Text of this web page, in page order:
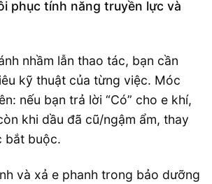
phục tính năng truyền lực và
nhầm lẫn thao tác, bạn cần
kỹ thuật của từng việc. Móc
nếu bạn trả lời “Có” cho e khí,
khi dầu đã cũ/ngậm ẩm, thay
bắt buộc.